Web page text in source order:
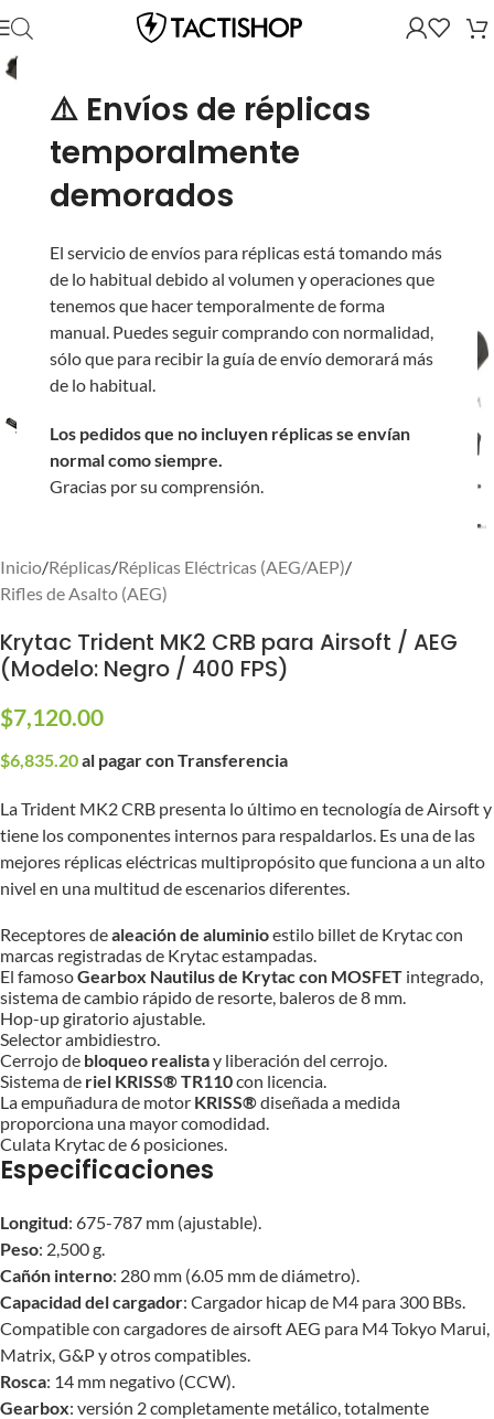
⚠️ Envíos de réplicas
temporalmente
demorados
El servicio de envíos para réplicas está tomando más
de lo habitual debido al volumen y operaciones que
tenemos que hacer temporalmente de forma
manual. Puedes seguir comprando con normalidad,
sólo que para recibir la guía de envío demorará más
de lo habitual.
Los pedidos que no incluyen réplicas se envían
normal como siempre.
Gracias por su comprensión.
Inicio/Réplicas/Réplicas Eléctricas (AEG/AEP)/
Rifles de Asalto (AEG)
Krytac Trident MK2 CRB para Airsoft / AEG
(Modelo: Negro / 400 FPS)
$7,120.00
$6,835.20al pagar con Transferencia
La Trident MK2 CRB presenta lo último en tecnología de Airsoft y
tiene los componentes internos para respaldarlos. Es una de las
mejores réplicas eléctricas multipropósito que funciona a un alto
nivel en una multitud de escenarios diferentes.
Receptores dealeación de aluminioestilo billet de Krytac con
marcas registradas de Krytac estampadas.
El famosoGearbox Nautilus de Krytac con MOSFET integrado,
sistema de cambio rápido de resorte, baleros de 8 mm.
Hop-up giratorio ajustable.
Selector ambidiestro.
Cerrojo de bloqueo realistay liberación del cerrojo.
Sistema de riel KRISS® TR110con licencia.
La empuñadura de motor KRISS®diseñada a medida
proporciona una mayor comodidad.
Culata Krytac de 6 posiciones.
Especificaciones
Longitud: 675-787 mm (ajustable).
Peso: 2,500 g.
Cañón interno: 280 mm (6.05 mm de diámetro).
Capacidad del cargador: Cargador hicap de M4 para 300 BBs.
Compatible con cargadores de airsoft AEG para M4 Tokyo Marui,
Matrix, G&P y otros compatibles.
Rosca: 14 mm negativo (CCW).
Gearbox: versión 2 completamente metálico, totalmente